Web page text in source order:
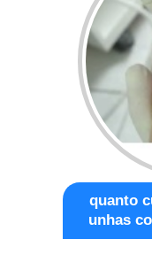
quanto
unhas